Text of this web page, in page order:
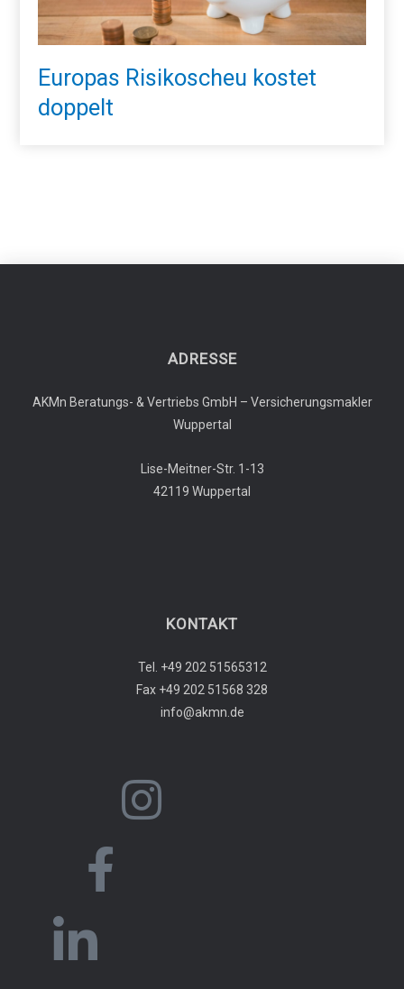
Europas Risikoscheu kostet
doppelt
ADRESSE
AKMn Beratungs- & Vertriebs GmbH – Versicherungsmakler
Wuppertal
Lise-Meitner-Str. 1-13
42119 Wuppertal
KONTAKT
Tel. +49 202 51565312
Fax +49 202 51568 328
info@akmn.de